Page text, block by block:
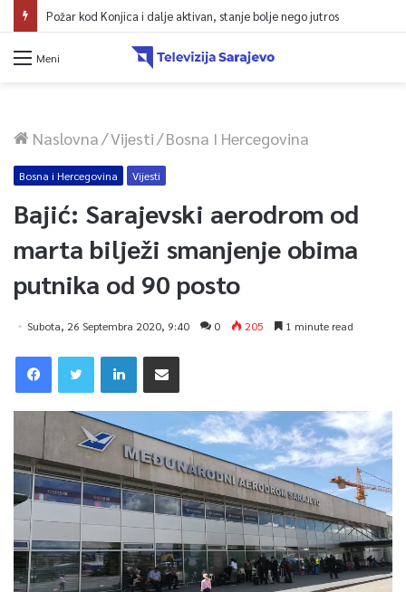
Požar kod Konjica i dalje aktivan, stanje bolje nego jutros
Meni
Naslovna/Vijesti/Bosna I Hercegovina
Bosna i Hercegovina Vijesti
Bajić: Sarajevski aerodrom od
marta bilježi smanjenje obima
putnika od 90 posto
Subota, 26 Septembra 2020, 9:40 0 205 1 minute read